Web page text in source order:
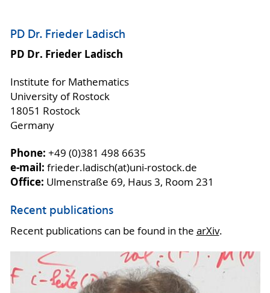
PD Dr. Frieder Ladisch
PD Dr. Frieder Ladisch
Institute for Mathematics
University of Rostock
18051 Rostock
Germany
Phone: +49 (0)381 498 6635
e-mail: frieder.ladisch(at)uni-rostock.de
Office: Ulmenstraße 69, Haus 3, Room 231
Recent publications
Recent publications can be found in the arXiv.